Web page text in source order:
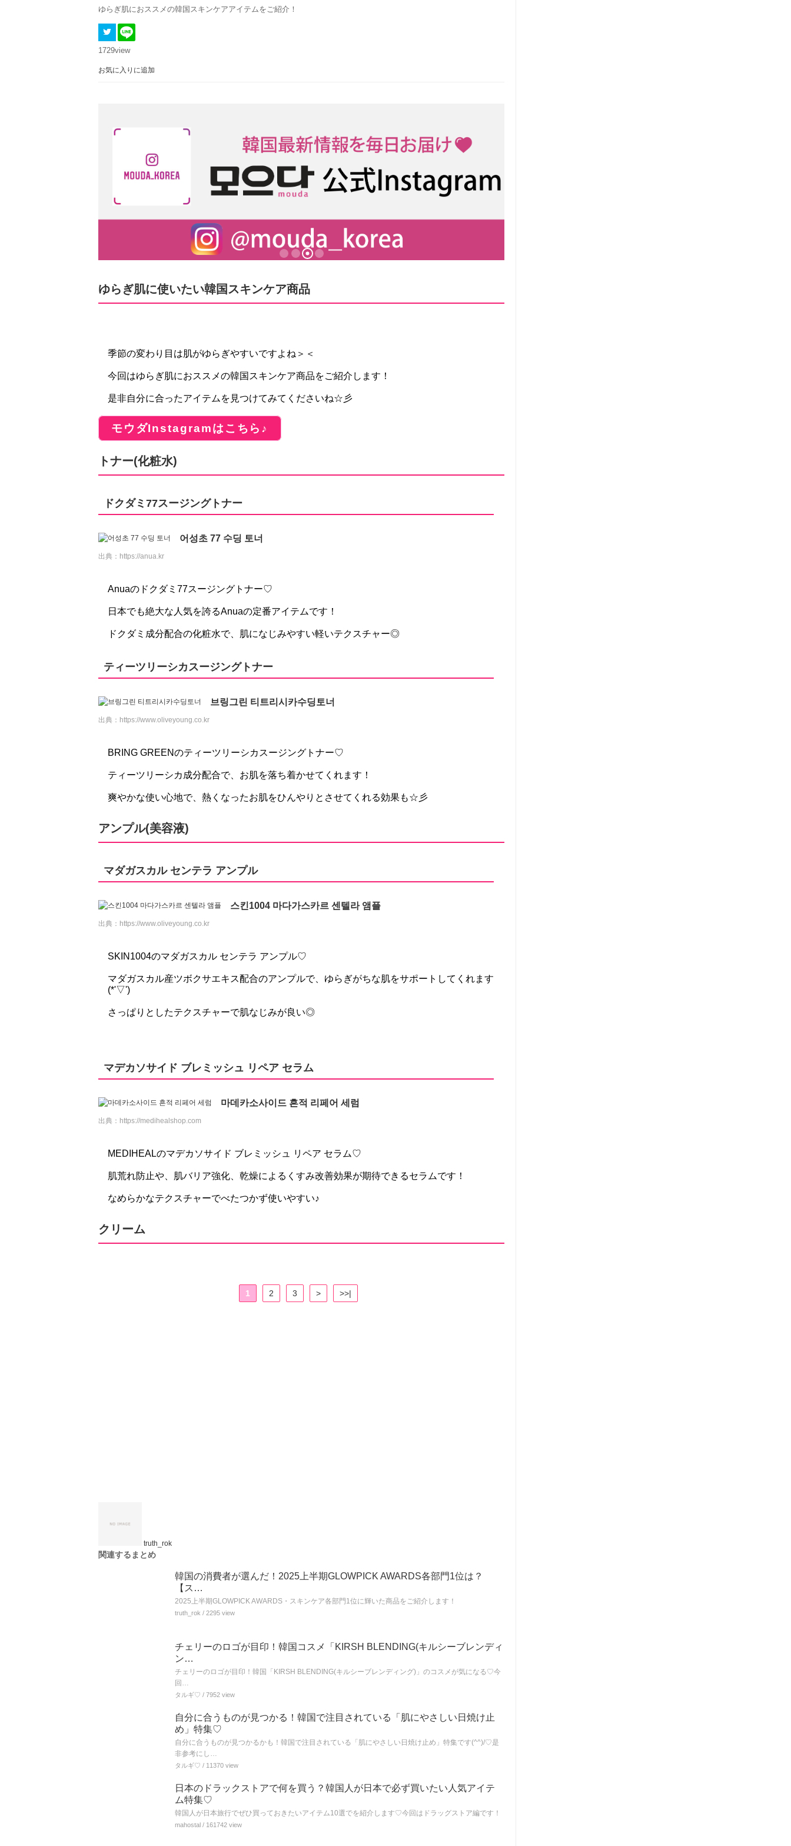
ゆらぎ肌におススメの韓国スキンケアアイテムをご紹介！
1729view
お気に入りに追加
ゆらぎ肌に使いたい韓国スキンケア商品
季節の変わり目は肌がゆらぎやすいですよね＞＜
今回はゆらぎ肌におススメの韓国スキンケア商品をご紹介します！
是非自分に合ったアイテムを見つけてみてくださいね☆彡
モウダInstagramはこちら♪
トナー(化粧水)
ドクダミ77スージングトナー
어성초 77 수딩 토너
出典： https://anua.kr
Anuaのドクダミ77スージングトナー♡
日本でも絶大な人気を誇るAnuaの定番アイテムです！
ドクダミ成分配合の化粧水で、肌になじみやすい軽いテクスチャー◎
ティーツリーシカスージングトナー
브링그린 티트리시카수딩토너
出典： https://www.oliveyoung.co.kr
BRING GREENのティーツリーシカスージングトナー♡
ティーツリーシカ成分配合で、お肌を落ち着かせてくれます！
爽やかな使い心地で、熱くなったお肌をひんやりとさせてくれる効果も☆彡
アンプル(美容液)
マダガスカル センテラ アンプル
스킨1004 마다가스카르 센텔라 앰플
出典： https://www.oliveyoung.co.kr
SKIN1004のマダガスカル センテラ アンプル♡
マダガスカル産ツボクサエキス配合のアンプルで、ゆらぎがちな肌をサポートしてくれます
(*'▽')
さっぱりとしたテクスチャーで肌なじみが良い◎
マデカソサイド ブレミッシュ リペア セラム
마데카소사이드 흔적 리페어 세럼
出典： https://medihealshop.com
MEDIHEALのマデカソサイド ブレミッシュ リペア セラム♡
肌荒れ防止や、肌バリア強化、乾燥によるくすみ改善効果が期待できるセラムです！
なめらかなテクスチャーでべたつかず使いやすい♪
クリーム
1 2 3 > >>|
truth_rok
関連するまとめ
韓国の消費者が選んだ！2025上半期GLOWPICK AWARDS各部門1位は？
【ス…
2025上半期GLOWPICK AWARDS・スキンケア各部門1位に輝いた商品をご紹介します！
truth_rok / 2295 view
チェリーのロゴが目印！韓国コスメ「KIRSH BLENDING(キルシーブレンディ
ン…
チェリーのロゴが目印！韓国「KIRSH BLENDING(キルシーブレンディング)」のコスメが気になる♡今
回…
タルギ♡ / 7952 view
自分に合うものが見つかる！韓国で注目されている「肌にやさしい日焼け止
め」特集♡
自分に合うものが見つかるかも！韓国で注目されている「肌にやさしい日焼け止め」特集です(^^)/♡是
非参考にし…
タルギ♡ / 11370 view
日本のドラックストアで何を買う？韓国人が日本で必ず買いたい人気アイテ
ム特集♡
韓国人が日本旅行でぜひ買っておきたいアイテム10選でを紹介します♡今回はドラッグストア編です！
mahostal / 161742 view